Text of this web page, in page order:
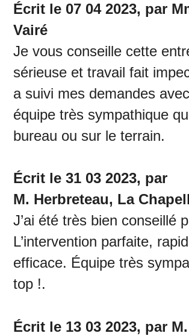
Écrit le 07 04 2023, par
Vairé
Je vous conseille cette
sérieuse et travail fait
a suivi mes demandes
équipe très sympathique
bureau ou sur le terrain.
Écrit le 31 03 2023, par
M. Herbreteau, La
J’ai été très bien conseillé
L’intervention parfaite,
efficace. Équipe très
top !.
Écrit le 13 03 2023, par